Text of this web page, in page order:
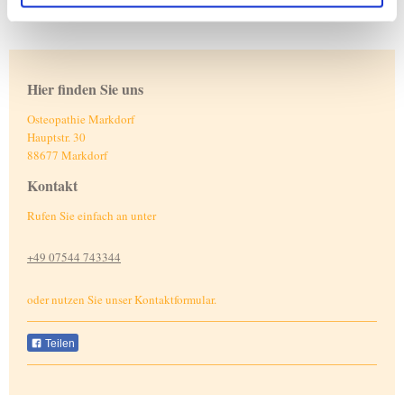
Hier finden Sie uns
Osteopathie Markdorf
Hauptstr. 30
88677 Markdorf
Kontakt
Rufen Sie einfach an unter
+49 07544 743344
oder nutzen Sie unser Kontaktformular.
Teilen